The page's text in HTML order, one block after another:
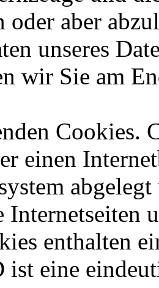
oder aber
unseres
wir Sie am
Cookies.
einen
Internetseiten
enthalten
eine